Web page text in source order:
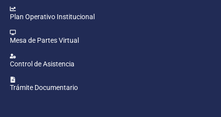
Plan Operativo Institucional
Mesa de Partes Virtual
Control de Asistencia
Trámite Documentario